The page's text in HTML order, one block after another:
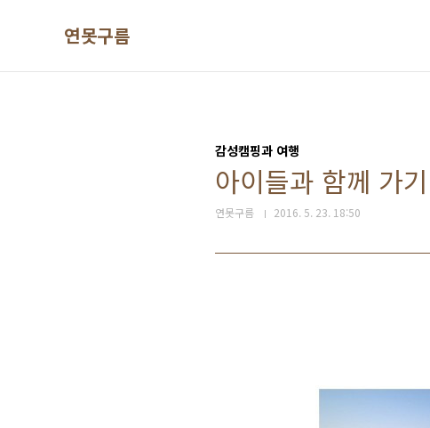
연못구름
감성캠핑과 여행
아이들과 함께 가
연못구름 2016. 5. 23. 18:50